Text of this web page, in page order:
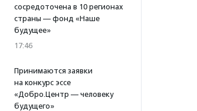
сосредоточена в 10 регионах
страны — фонд «Наше
будущее»
17:46
Принимаются заявки
на конкурс эссе
«Добро.Центр — человеку
будущего»